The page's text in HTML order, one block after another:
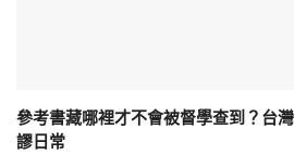
參考書藏哪裡才不會被督學查到？台
謬日常